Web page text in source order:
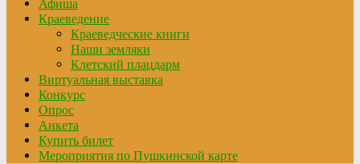
Афиша
Краеведение
Краеведческие книги
Наши земляки
Клетский плацдарм
Виртуальная выставка
Конкурс
Опрос
Анкета
Купить билет
Мероприятия по Пушкинской карте